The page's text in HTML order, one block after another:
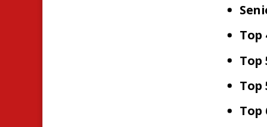
Top
Top
Top
Top